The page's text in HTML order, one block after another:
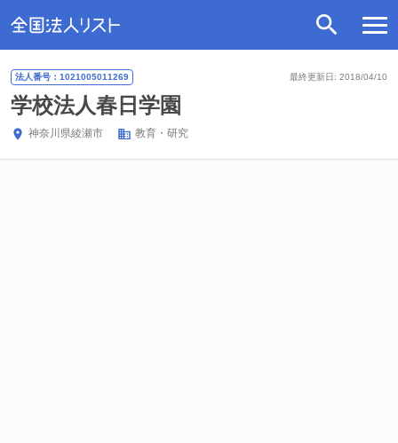
最終更新日: 2018/04/10
法人番号：1021005011269
学校法人春日学園
神奈川県綾瀬市 教育・研究